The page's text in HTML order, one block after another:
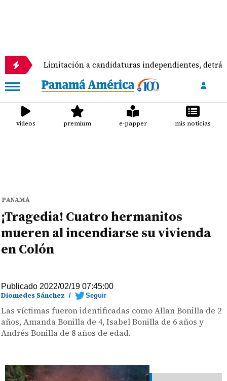
a candidaturas independientes, detrás de creación
videos premium e-papper mis noticias
PANAMÁ
¡Tragedia! Cuatro hermanitos
mueren al incendiarse su vivienda
en Colón
Publicado 2022/02/19 07:45:00
Diomedes Sánchez / Seguir
Las víctimas fueron identificadas como Allan Bonilla de 2
años, Amanda Bonilla de 4, Isabel Bonilla de 6 años y
Andrés Bonilla de 8 años de edad.